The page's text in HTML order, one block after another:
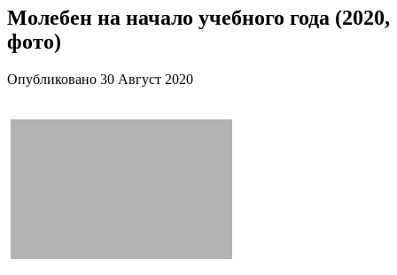
Молебен на начало учебного года (2020,
фото)
Опубликовано 30 Август 2020